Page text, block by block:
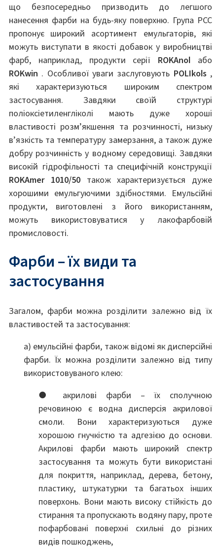
що безпосередньо призводить до легшого
нанесення фарби на будь-яку поверхню. Група PCC
пропонує широкий асортимент емульгаторів, які
можуть виступати в якості добавок у виробництві
фарб, наприклад, продукти серії ROKAnol або
ROKwin . Особливої ​​уваги заслуговують POLIkols ,
які характеризуються широким спектром
застосування. Завдяки своїй структурі
поліоксіетиленгліколі мають дуже хороші
властивості розм’якшення та розчинності, низьку
в’язкість та температуру замерзання, а також дуже
добру розчинність у водному середовищі. Завдяки
високій гідрофільності та специфічній конструкції
ROKAmer 1010/50також характеризується дуже
хорошими емульгуючими здібностями. Емульсійні
продукти, виготовлені з його використанням,
можуть використовуватися у лакофарбовій
промисловості.
Фарби – їх види та
застосування
Загалом, фарби можна розділити залежно від їх
властивостей та застосування:
а) емульсійні фарби, також відомі як дисперсійні
фарби. Їх можна розділити залежно від типу
використовуваного клею:
● акрилові фарби – їх сполучною
речовиною є водна дисперсія акрилової
смоли. Вони характеризуються дуже
хорошою гнучкістю та адгезією до основи.
Акрилові фарби мають широкий спектр
застосування та можуть бути використані
для покриття, наприклад, дерева, бетону,
пластику, штукатурки та багатьох інших
поверхонь. Вони мають високу стійкість до
стирання та пропускають водяну пару, проте
пофарбовані поверхні схильні до різних
видів пошкоджень,